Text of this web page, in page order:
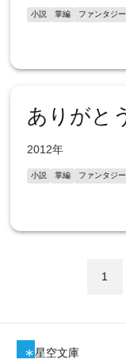
小説 掌編 ファンタジー
ありがと
2012年
小説 掌編 ファンタジー
1
星空文庫